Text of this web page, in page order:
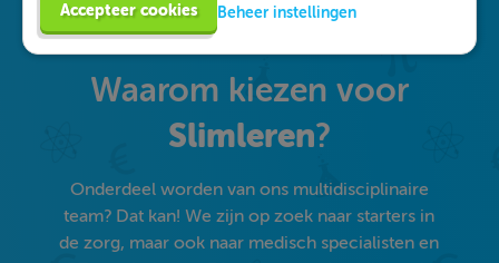
Waarom kiezen voor
Slimleren?
Onderdeel worden van ons multidisciplinaire
team? Dat kan! We zijn op zoek naar starters in
de zorg, maar ook naar medisch specialisten en
Accepteer cookies Beheer instellingen